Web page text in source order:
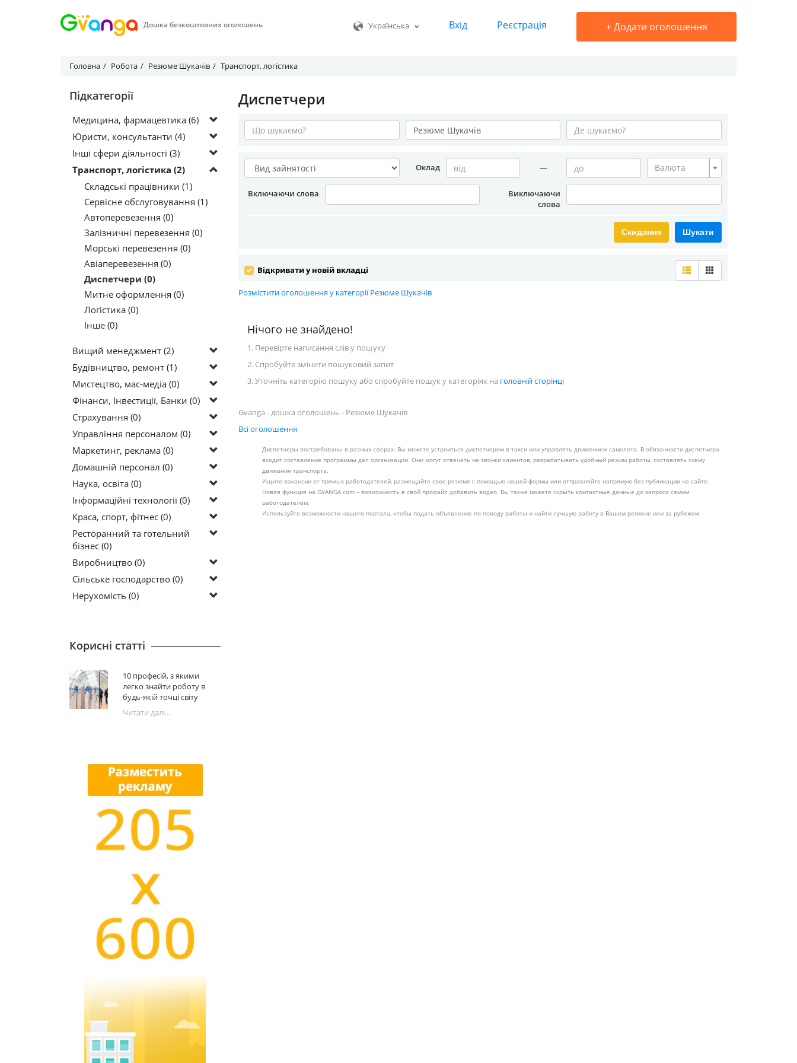
Дошка безкоштовних оголошень Українська Вхід Реєстрація +Додати оголошення
Головна Робота Резюме Шукачів Транспорт, логістика
Підкатегорії
Медицина, фармацевтика (6)
Юристи, консультанти (4)
Інші сфери діяльності (3)
Транспорт, логістика (2)
Складські працівники (1)
Сервісне обслуговування (1)
Автоперевезення (0)
Залізничні перевезення (0)
Морські перевезення (0)
Авіаперевезення (0)
Диспетчери (0)
Митне оформлення (0)
Логістика (0)
Інше (0)
Вищий менеджмент (2)
Будівництво, ремонт (1)
Мистецтво, мас-медіа (0)
Фінанси, Інвестиції, Банки (0)
Страхування (0)
Управління персоналом (0)
Маркетинг, реклама (0)
Домашній персонал (0)
Наука, освіта (0)
Інформаційні технології (0)
Краса, спорт, фітнес (0)
Ресторанний та готельний
бізнес (0)
Виробництво (0)
Сільське господарство (0)
Нерухомість (0)
Корисні статті
10 професій, з якими
легко знайти роботу в
будь-якій точці світу
Читати далі...
Диспетчери
Оклад — Валюта
Включаючи слова
Виключаючи
слова
Шукати
Скидання
Відкривати у новій вкладці
Розмістити оголошення у категорії Резюме Шукачів
Нічого не знайдено!
1. Перевірте написання слів у пошуку
2. Спробуйте змінити пошуковий запит
3. Уточніть категорію пошуку або спробуйте пошук у категоріях на головній сторінці
Gvanga - дошка оголошень - Резюме Шукачів
Всі оголошення
Диспетчеры востребованы в разных сферах. Вы можете устроиться диспетчером в такси или управлять движением самолета. В обязанности диспетчера
входит составление программы дел организации. Они могут отвечать на звонки клиентов, разрабатывать удобный режим работы, составлять схему
движения транспорта.
Ищите вакансии от прямых работодателей, размещайте свое резюме с помощью нашей формы или отправляйте напрямую без публикации на сайте.
Новая функция на GVANGA.com – возможность в свой профайл добавить видео. Вы также можете скрыть контактные данные до запроса самим
работодателем.
Используйте возможности нашего портала, чтобы подать объявление по поводу работы и найти лучшую работу в Вашем регионе или за рубежом.